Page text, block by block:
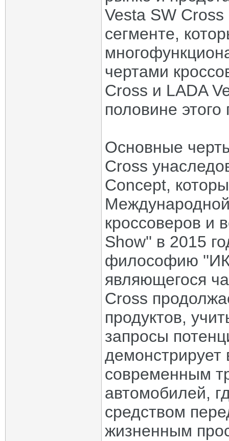
Vesta SW
сегменте,
чертами
Cross и LADA
половине этого
Основные
Cross
Concept,
кроссоверов и
Show'' в 2015
философию
являющегося
Cross
продуктов,
запросы
демонстрирует
современным
автомобилей,
средством
жизненным